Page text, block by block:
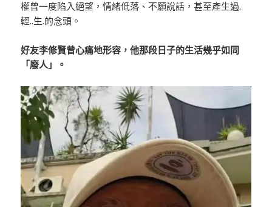
權曾一度陷入絕望，情緒低落、不願說話，甚至產生過.
輕..生.的念頭。
好友李修賢曾心痛地形容，他那段日子的生活幾乎如同
「廢人」。